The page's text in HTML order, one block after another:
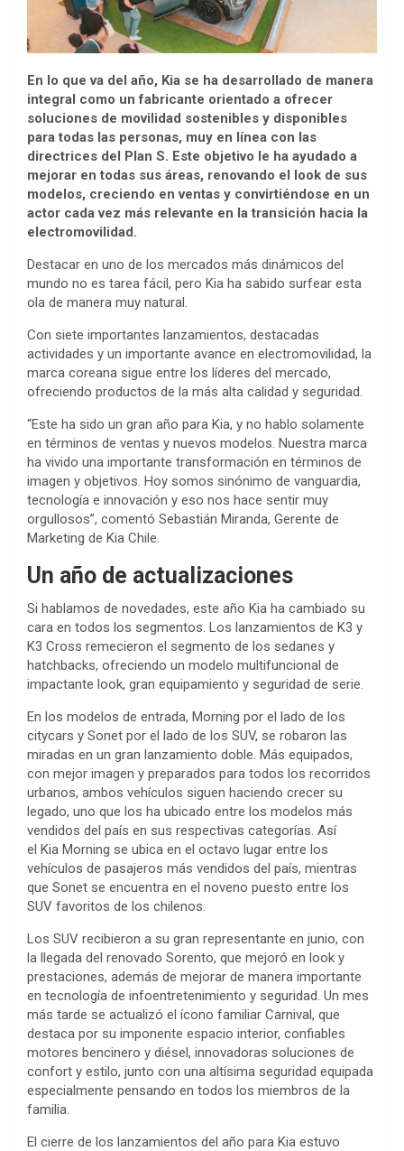
En lo que va del año, Kia se ha desarrollado de manera
integral como un fabricante orientado a ofrecer
soluciones de movilidad sostenibles y disponibles
para todas las personas, muy en línea con las
directrices del Plan S. Este objetivo le ha ayudado a
mejorar en todas sus áreas, renovando el look de sus
modelos, creciendo en ventas y convirtiéndose en un
actor cada vez más relevante en la transición hacia la
electromovilidad.
Destacar en uno de los mercados más dinámicos del
mundo no es tarea fácil, pero Kia ha sabido surfear esta
ola de manera muy natural.
Con siete importantes lanzamientos, destacadas
actividades y un importante avance en electromovilidad, la
marca coreana sigue entre los líderes del mercado,
ofreciendo productos de la más alta calidad y seguridad.
“Este ha sido un gran año para Kia, y no hablo solamente
en términos de ventas y nuevos modelos. Nuestra marca
ha vivido una importante transformación en términos de
imagen y objetivos. Hoy somos sinónimo de vanguardia,
tecnología e innovación y eso nos hace sentir muy
orgullosos”, comentó Sebastián Miranda, Gerente de
Marketing de Kia Chile.
Un año de actualizaciones
Si hablamos de novedades, este año Kia ha cambiado su
cara en todos los segmentos. Los lanzamientos de K3 y
K3 Cross remecieron el segmento de los sedanes y
hatchbacks, ofreciendo un modelo multifuncional de
impactante look, gran equipamiento y seguridad de serie.
En los modelos de entrada, Morning por el lado de los
citycars y Sonet por el lado de los SUV, se robaron las
miradas en un gran lanzamiento doble. Más equipados,
con mejor imagen y preparados para todos los recorridos
urbanos, ambos vehículos siguen haciendo crecer su
legado, uno que los ha ubicado entre los modelos más
vendidos del país en sus respectivas categorías. Así
el Kia Morning se ubica en el octavo lugar entre los
vehículos de pasajeros más vendidos del país, mientras
que Sonet se encuentra en el noveno puesto entre los
SUV favoritos de los chilenos.
Los SUV recibieron a su gran representante en junio, con
la llegada del renovado Sorento, que mejoró en look y
prestaciones, además de mejorar de manera importante
en tecnología de infoentretenimiento y seguridad. Un mes
más tarde se actualizó el ícono familiar Carnival, que
destaca por su imponente espacio interior, confiables
motores bencinero y diésel, innovadoras soluciones de
confort y estilo, junto con una altísima seguridad equipada
especialmente pensando en todos los miembros de la
familia.
El cierre de los lanzamientos del año para Kia estuvo